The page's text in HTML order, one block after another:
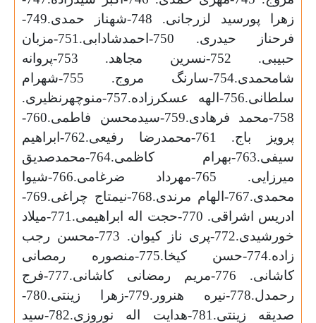
زهرا پورسید لزرجانی. 748-شهناز حمدی.749-
فرحناز حیدری. 750-احمدشادابی.751-مزبان
حبیبی. 752-نسرین مجاهد. 753-پروانه
شامحمدی.754-سارنگ مروج. 755-شهرام
سلطانی.756-الهه عسکرزاده.757-منوچهرنظیری.
758-محمد فرهادی.759-سیدمحسن فاطمی.760-
پرویز باج. 761-محمدرضا رفیعی.762-ابراهیم
سیفی.763-بهرام کاظمی.764-محمدصدیق
میرزایی. 765-مهرداد ضرغامی.766-شیوا
محمدی.767-الهام مرندی.768-نیمتاج چراغی.769-
ادریس اشراقی. 770-حجت اله ابراهیمی.771-میلاد
خورشیدی.772-پری ناز کیوان. 773-محسن رجب
زاده.774-حسن کیخا.775-منصوره رمصانی
کاشانی. 776-مریم رمضانی کاشانی.777-فرج
رحمدل.778-نیره هنرور.779-زهرا زینتی.780-
صدیقه زینتی.781-هدایت اله نوروزی.782-سید